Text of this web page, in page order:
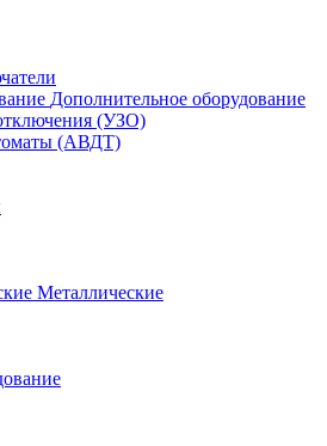
Дополнительное оборудование
(УЗО)
(АВДТ)
Металлические